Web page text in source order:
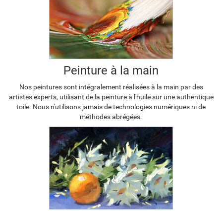
Peinture à la main
Nos peintures sont intégralement réalisées à la main par des
artistes experts, utilisant de la peinture à l'huile sur une authentique
toile. Nous n'utilisons jamais de technologies numériques ni de
méthodes abrégées.